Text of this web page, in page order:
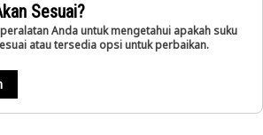
Sesuai?
Anda untuk mengetahui apakah suku
atau tersedia opsi untuk perbaikan.